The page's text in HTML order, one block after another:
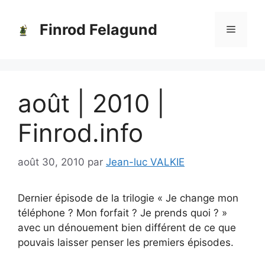
contenu
Finrod Felagund Menu
août | 2010 |
Finrod.info
août 30, 2010 par Jean-luc VALKIE
Dernier épisode de la trilogie « Je change mon
téléphone ? Mon forfait ? Je prends quoi ? »
avec un dénouement bien différent de ce que
pouvais laisser penser les premiers épisodes.